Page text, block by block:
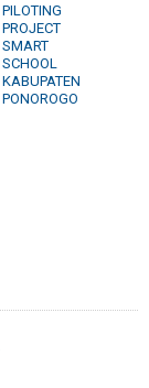
PILOTING
PROJECT
SMART
SCHOOL
KABUPATEN
PONOROGO